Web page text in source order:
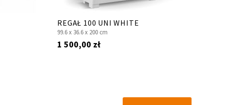
REGAŁ 100 UNI WHITE
99.6 x 36.6 x 200 cm
1 500,00 zł